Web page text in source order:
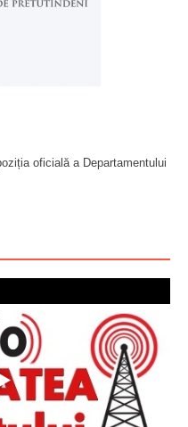
oficială a Departamentului